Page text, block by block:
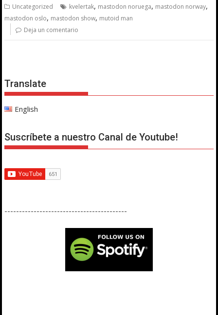
Uncategorized kvelertak, mastodon noruega, mastodon norway,
mastodon oslo, mastodon show, mutoid man
Deja un comentario
Translate
English
Suscríbete a nuestro Canal de Youtube!
------------------------------------------